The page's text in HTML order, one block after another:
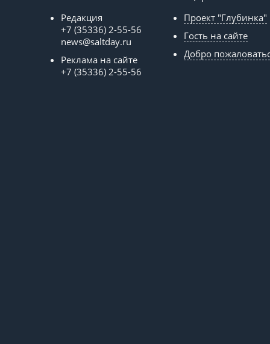
Редакция
+7 (35336) 2-55-56
news@saltday.ru
Реклама на сайте
+7 (35336) 2-55-56
Проект "Глубинка"
Гость на сайте
Добро